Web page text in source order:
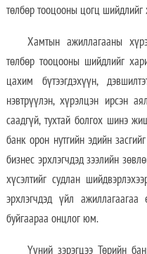
төлбөр тооцооны цогц шийдлийг
Хамтын ажиллагааны
төлбөр тооцооны шийдлийг
цахим бүтээгдэхүүн,
нэвтрүүлэн, хүрэлцэн ирсэн
саадгүй, тухтай болгох шинэ
банк орон нутгийн эдийн
бизнес эрхлэгчдэд зээлийн
хүсэлтийг судлан
эрхлэгчдэд үйл
буйгаараа онцлог юм.
Үүний зэрэгцээ Төрийн